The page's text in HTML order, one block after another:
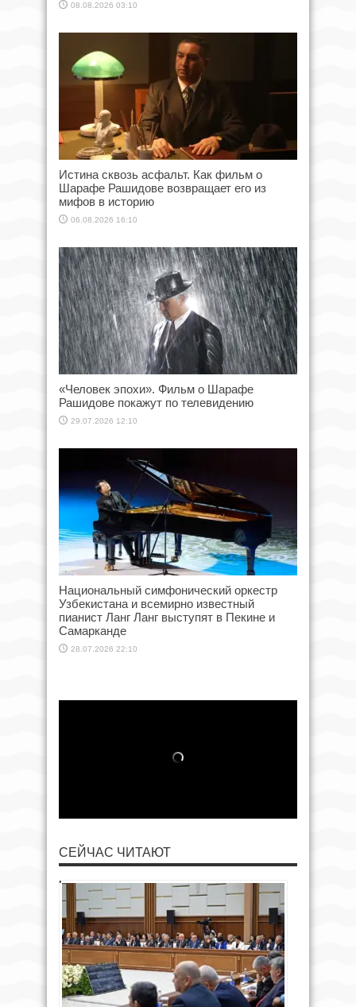
08.08.2026 03:10
Истина сквозь асфальт. Как фильм о
Шарафе Рашидове возвращает его из
мифов в историю
06.08.2026 16:10
«Человек эпохи». Фильм о Шарафе
Рашидове покажут по телевидению
29.07.2026 12:10
Национальный симфонический оркестр
Узбекистана и всемирно известный
пианист Ланг Ланг выступят в Пекине и
Самарканде
28.07.2026 22:10
СЕЙЧАС ЧИТАЮТ